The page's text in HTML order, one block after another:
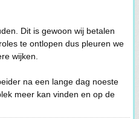
Dit is gewoon wij betalen
te ontlopen dus pleuren we
wijken.
na een lange dag noeste
meer kan vinden en op de